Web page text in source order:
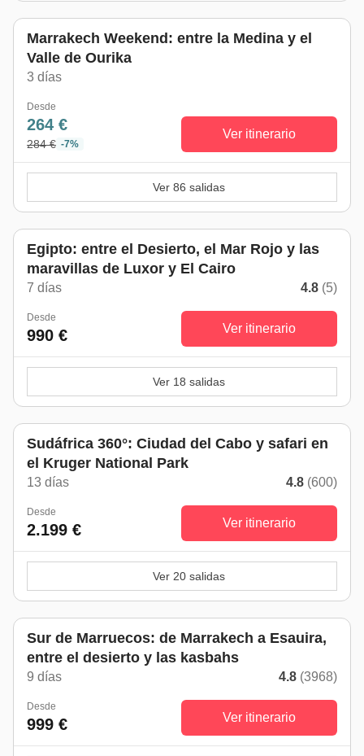
Marrakech Weekend: entre la Medina y el
Valle de Ourika
3 días
Desde
264 €
284 € -7%
Ver itinerario
Ver 86 salidas
Egipto: entre el Desierto, el Mar Rojo y las
maravillas de Luxor y El Cairo
7 días 4.8 (5)
Desde
990 € Ver itinerario
Ver 18 salidas
Sudáfrica 360°: Ciudad del Cabo y safari en
el Kruger National Park
13 días 4.8 (600)
Desde
2.199 € Ver itinerario
Ver 20 salidas
Sur de Marruecos: de Marrakech a Esauira,
entre el desierto y las kasbahs
9 días 4.8 (3968)
Desde
999 € Ver itinerario